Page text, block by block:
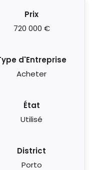
Prix
720 000 €
d'Entreprise
Acheter
État
Utilisé
District
Porto